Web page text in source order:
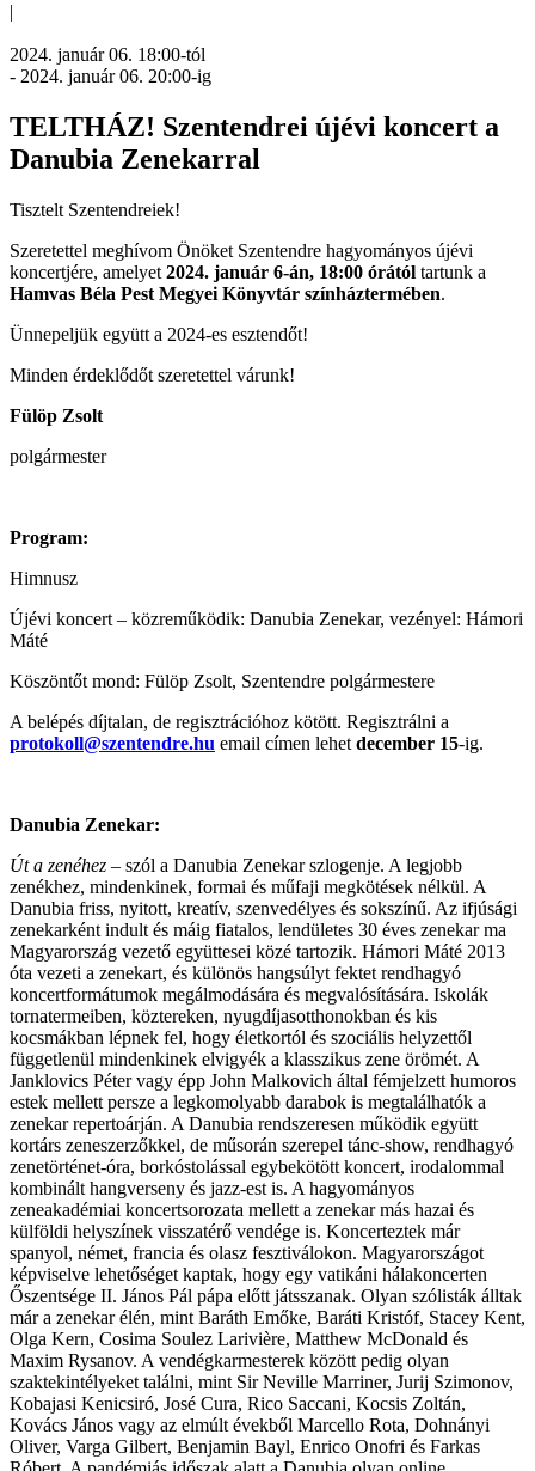
|
2024. január 06. 18:00-tól
- 2024. január 06. 20:00-ig
TELTHÁZ! Szentendrei újévi koncert a
Danubia Zenekarral
Tisztelt Szentendreiek!
Szeretettel meghívom Önöket Szentendre hagyományos újévi
koncertjére, amelyet 2024. január 6-án, 18:00 órától tartunk a
Hamvas Béla Pest Megyei Könyvtár színháztermében.
Ünnepeljük együtt a 2024-es esztendőt!
Minden érdeklődőt szeretettel várunk!
Fülöp Zsolt
polgármester
Program:
Himnusz
Újévi koncert – közreműködik: Danubia Zenekar, vezényel: Hámori
Máté
Köszöntőt mond: Fülöp Zsolt, Szentendre polgármestere
A belépés díjtalan, de regisztrációhoz kötött. Regisztrálni a
protokoll@szentendre.hu email címen lehet december 15-ig.
Danubia Zenekar:
Út a zenéhez – szól a Danubia Zenekar szlogenje. A legjobb
zenékhez, mindenkinek, formai és műfaji megkötések nélkül. A
Danubia friss, nyitott, kreatív, szenvedélyes és sokszínű. Az ifjúsági
zenekarként indult és máig fiatalos, lendületes 30 éves zenekar ma
Magyarország vezető együttesei közé tartozik. Hámori Máté 2013
óta vezeti a zenekart, és különös hangsúlyt fektet rendhagyó
koncertformátumok megálmodására és megvalósítására. Iskolák
tornatermeiben, köztereken, nyugdíjasotthonokban és kis
kocsmákban lépnek fel, hogy életkortól és szociális helyzettől
függetlenül mindenkinek elvigyék a klasszikus zene örömét. A
Janklovics Péter vagy épp John Malkovich által fémjelzett humoros
estek mellett persze a legkomolyabb darabok is megtalálhatók a
zenekar repertoárján. A Danubia rendszeresen működik együtt
kortárs zeneszerzőkkel, de műsorán szerepel tánc-show, rendhagyó
zenetörténet-óra, borkóstolással egybekötött koncert, irodalommal
kombinált hangverseny és jazz-est is. A hagyományos
zeneakadémiai koncertsorozata mellett a zenekar más hazai és
külföldi helyszínek visszatérő vendége is. Koncerteztek már
spanyol, német, francia és olasz fesztiválokon. Magyarországot
képviselve lehetőséget kaptak, hogy egy vatikáni hálakoncerten
Őszentsége II. János Pál pápa előtt játsszanak. Olyan szólisták álltak
már a zenekar élén, mint Baráth Emőke, Baráti Kristóf, Stacey Kent,
Olga Kern, Cosima Soulez Larivière, Matthew McDonald és
Maxim Rysanov. A vendégkarmesterek között pedig olyan
szaktekintélyeket találni, mint Sir Neville Marriner, Jurij Szimonov,
Kobajasi Kenicsiró, José Cura, Rico Saccani, Kocsis Zoltán,
Kovács János vagy az elmúlt évekből Marcello Rota, Dohnányi
Oliver, Varga Gilbert, Benjamin Bayl, Enrico Onofri és Farkas